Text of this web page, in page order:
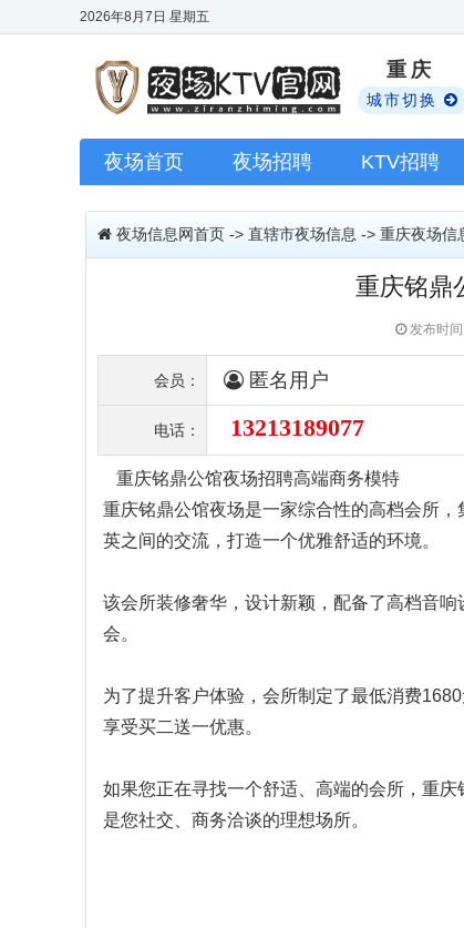
2026年8月7日 星期五
重庆
城市切换
夜场首页 夜场招聘 KTV招聘
夜场信息网首页 -> 直辖市夜场信息 -> 重庆夜场信
重庆铭鼎
发布时间
会员： 匿名用户
电话： 13213189077
重庆铭鼎公馆夜场招聘高端商务模特
重庆铭鼎公馆夜场是一家综合性的高档会所
英之间的交流，打造一个优雅舒适的环境。
该会所装修奢华，设计新颖，配备了高档音
会。
为了提升客户体验，会所制定了最低消费
享受买二送一优惠。
如果您正在寻找一个舒适、高端的会所，重
是您社交、商务洽谈的理想场所。